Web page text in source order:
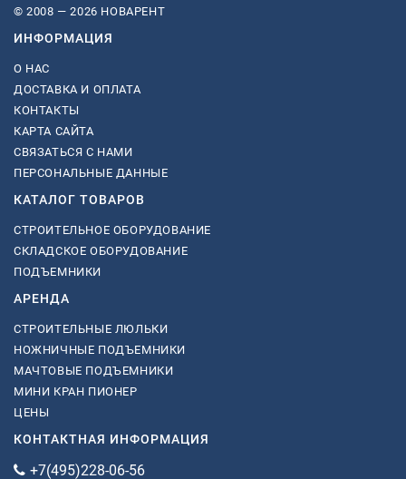
© 2008 — 2026 НОВАРЕНТ
ИНФОРМАЦИЯ
О НАС
ДОСТАВКА И ОПЛАТА
КОНТАКТЫ
КАРТА САЙТА
СВЯЗАТЬСЯ С НАМИ
ПЕРСОНАЛЬНЫЕ ДАННЫЕ
КАТАЛОГ ТОВАРОВ
СТРОИТЕЛЬНОЕ ОБОРУДОВАНИЕ
СКЛАДСКОЕ ОБОРУДОВАНИЕ
ПОДЪЕМНИКИ
АРЕНДА
СТРОИТЕЛЬНЫЕ ЛЮЛЬКИ
НОЖНИЧНЫЕ ПОДЪЕМНИКИ
МАЧТОВЫЕ ПОДЪЕМНИКИ
МИНИ КРАН ПИОНЕР
ЦЕНЫ
КОНТАКТНАЯ ИНФОРМАЦИЯ
+7(495)228-06-56